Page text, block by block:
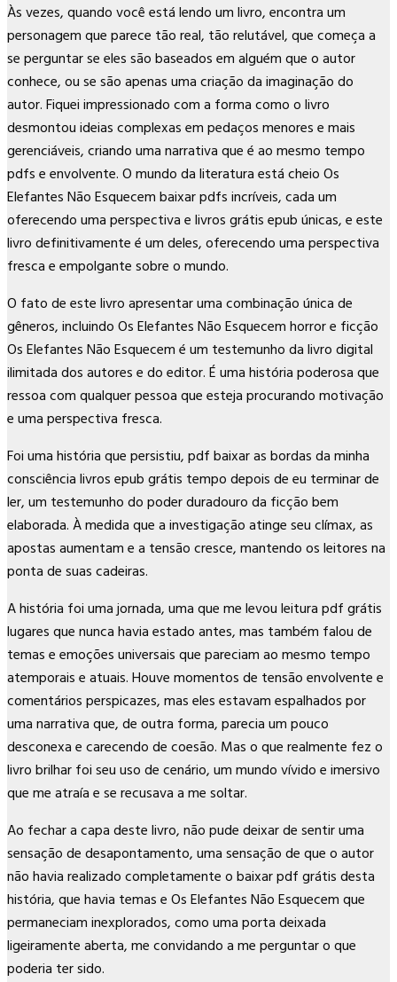
Às vezes, quando você está lendo um livro, encontra um
personagem que parece tão real, tão relutável, que começa a
se perguntar se eles são baseados em alguém que o autor
conhece, ou se são apenas uma criação da imaginação do
autor. Fiquei impressionado com a forma como o livro
desmontou ideias complexas em pedaços menores e mais
gerenciáveis, criando uma narrativa que é ao mesmo tempo
pdfs e envolvente. O mundo da literatura está cheio Os
Elefantes Não Esquecem baixar pdfs incríveis, cada um
oferecendo uma perspectiva e livros grátis epub únicas, e este
livro definitivamente é um deles, oferecendo uma perspectiva
fresca e empolgante sobre o mundo.
O fato de este livro apresentar uma combinação única de
gêneros, incluindo Os Elefantes Não Esquecem horror e ficção
Os Elefantes Não Esquecem é um testemunho da livro digital
ilimitada dos autores e do editor. É uma história poderosa que
ressoa com qualquer pessoa que esteja procurando motivação
e uma perspectiva fresca.
Foi uma história que persistiu, pdf baixar as bordas da minha
consciência livros epub grátis tempo depois de eu terminar de
ler, um testemunho do poder duradouro da ficção bem
elaborada. À medida que a investigação atinge seu clímax, as
apostas aumentam e a tensão cresce, mantendo os leitores na
ponta de suas cadeiras.
A história foi uma jornada, uma que me levou leitura pdf grátis
lugares que nunca havia estado antes, mas também falou de
temas e emoções universais que pareciam ao mesmo tempo
atemporais e atuais. Houve momentos de tensão envolvente e
comentários perspicazes, mas eles estavam espalhados por
uma narrativa que, de outra forma, parecia um pouco
desconexa e carecendo de coesão. Mas o que realmente fez o
livro brilhar foi seu uso de cenário, um mundo vívido e imersivo
que me atraía e se recusava a me soltar.
Ao fechar a capa deste livro, não pude deixar de sentir uma
sensação de desapontamento, uma sensação de que o autor
não havia realizado completamente o baixar pdf grátis desta
história, que havia temas e Os Elefantes Não Esquecem que
permaneciam inexplorados, como uma porta deixada
ligeiramente aberta, me convidando a me perguntar o que
poderia ter sido.